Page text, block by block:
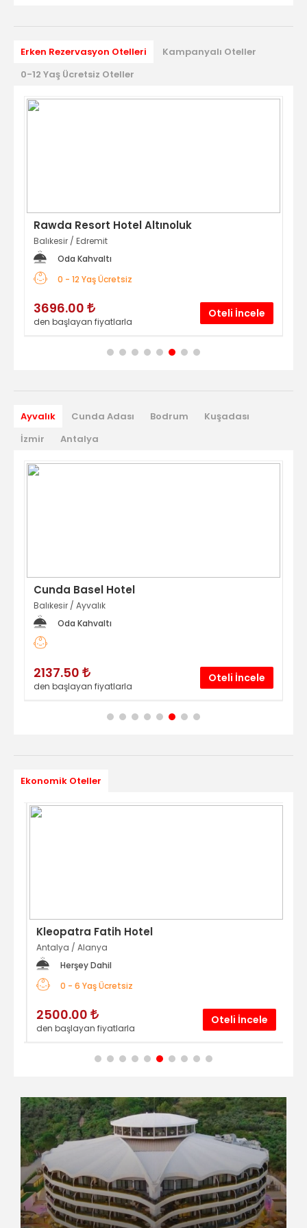
Erken Rezervasyon Otelleri
Kampanyalı Oteller
0-12 Yaş Ücretsiz Oteller
Rawda Resort Hotel Altınoluk
Balıkesir / Edremit
Oda Kahvaltı
0 - 12 Yaş Ücretsiz
3696.00
den başlayan fiyatlarla
Oteli İncele
Ayvalık Cunda Adası Bodrum
Kuşadası
İzmir
Antalya
Cunda Basel Hotel
Balıkesir / Ayvalık
Oda Kahvaltı
2137.50
den başlayan fiyatlarla
Oteli İncele
Ekonomik Oteller
Kleopatra Fatih Hotel
Antalya/ Alanya
Herşey Dahil
0 - 6 Yaş Ücretsiz
2500.00
den başlayan fiyatlarla
Oteli İncele